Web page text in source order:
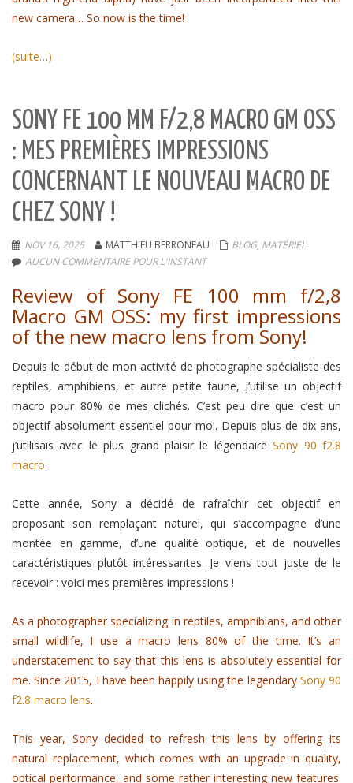
new camera… So now is the time!
(suite…)
SONY FE 100 MM F/2,8 MACRO GM OSS
: MES PREMIÈRES IMPRESSIONS
CONCERNANT LE NOUVEAU MACRO DE
CHEZ SONY !
NOV 16, 2025 MATTHIEU BERRONEAU BLOG, MATÉRIEL
AUCUN COMMENTAIRE POUR L'INSTANT
Review of Sony FE 100 mm f/2,8
Macro GM OSS: my first impressions
of the new macro lens from Sony!
Depuis le début de mon activité de photographe spécialiste des
reptiles, amphibiens, et autre petite faune, j’utilise un objectif
macro pour 80% de mes clichés. C’est peu dire que c’est un
objectif absolument essentiel pour moi. Depuis plus de dix ans,
j’utilisais avec le plus grand plaisir le légendaireSony 90 f2.8
macro.
Cette année, Sony a décidé de rafraîchir cet objectif en
proposant son remplaçant naturel, qui s’accompagne d’une
montée en gamme, d’une qualité optique, et de nouvelles
caractéristiques plutôt intéressantes. Je viens tout juste de le
recevoir : voici mes premières impressions !
As a photographer specializing in reptiles, amphibians, and other
small wildlife, I use a macro lens 80% of the time. It’s an
understatement to say that this lens is absolutely essential for
me. Since 2015, I have been happily using the legendary Sony 90
f2.8 macro lens.
This year, Sony decided to refresh this lens by offering its
natural replacement, which comes with an upgrade in quality,
optical performance, and some rather interesting new features.